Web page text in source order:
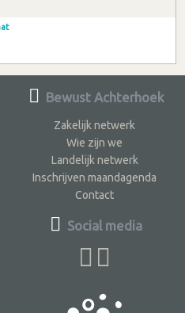
Bewust Achterhoek
Zakelijk netwerk
Wie zijn we
Landelijk netwerk
Inschrijven maandagenda
Contact
Social media